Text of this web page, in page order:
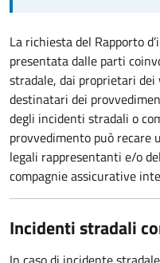
La richiesta del Rapporto
presentata dalle parti
stradale, dai proprietari
destinatari dei
degli incidenti stradali o
provvedimento può recare
legali rappresentanti e/o
compagnie assicurative
Incidenti stradali